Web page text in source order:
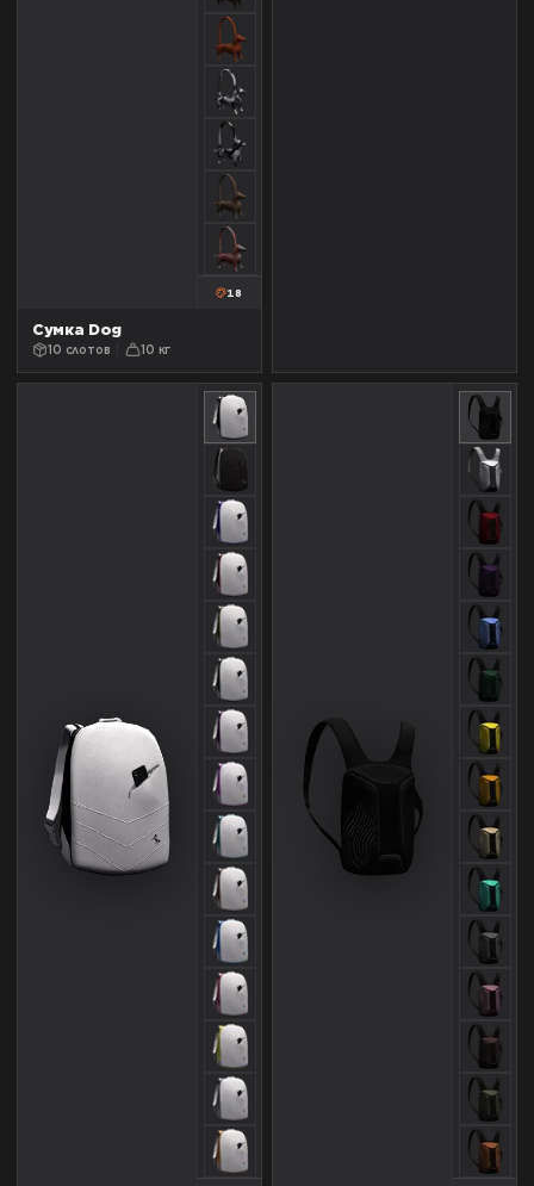
18
Сумка Dog
10 слотов 10 кг